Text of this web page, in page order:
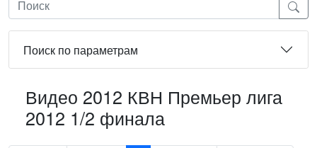
Поиск по параметрам
Видео 2012 КВН Премьер лига
2012 1/2 финала